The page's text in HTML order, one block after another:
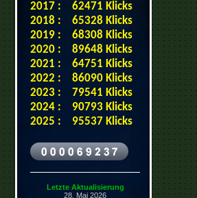
2017 : 62471 Klicks
2018 : 65328 Klicks
2019 : 68308 Klicks
2020 : 89648 Klicks
2021 : 64751 Klicks
2022 : 86090 Klicks
2023 : 79541 Klicks
2024 : 90793 Klicks
2025 : 95537 Klicks
Letzte Aktualisierung
28. Mai 2026